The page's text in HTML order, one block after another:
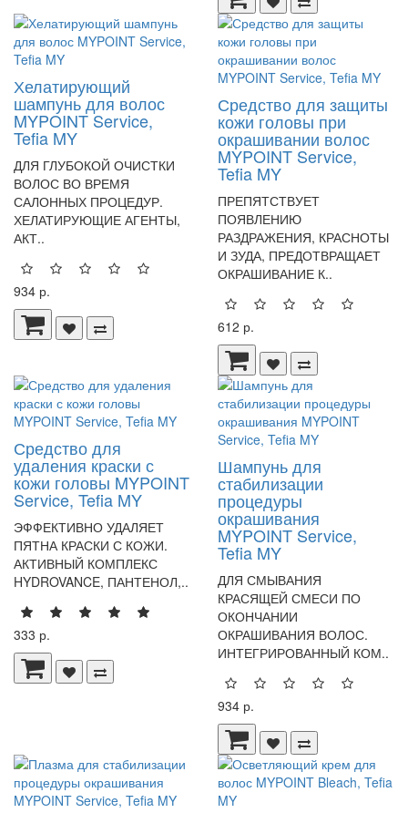
Хелатирующий
шампунь для волос
MYPOINT Service,
Tefia MY
ДЛЯ ГЛУБОКОЙ ОЧИСТКИ
ВОЛОС ВО ВРЕМЯ
САЛОННЫХ ПРОЦЕДУР.
ХЕЛАТИРУЮЩИЕ АГЕНТЫ,
АКТ..
934 р.
Средство для защиты
кожи головы при
окрашивании волос
MYPOINT Service,
Tefia MY
ПРЕПЯТСТВУЕТ
ПОЯВЛЕНИЮ
РАЗДРАЖЕНИЯ, КРАСНОТЫ
И ЗУДА, ПРЕДОТВРАЩАЕТ
ОКРАШИВАНИЕ К..
612 р.
Средство для
удаления краски с
кожи головы MYPOINT
Service, Tefia MY
ЭФФЕКТИВНО УДАЛЯЕТ
ПЯТНА КРАСКИ С КОЖИ.
АКТИВНЫЙ КОМПЛЕКС
HYDROVANCE, ПАНТЕНОЛ,..
333 р.
Шампунь для
стабилизации
процедуры
окрашивания
MYPOINT Service,
Tefia MY
ДЛЯ СМЫВАНИЯ
КРАСЯЩЕЙ СМЕСИ ПО
ОКОНЧАНИИ
ОКРАШИВАНИЯ ВОЛОС.
ИНТЕГРИРОВАННЫЙ КОМ..
934 р.